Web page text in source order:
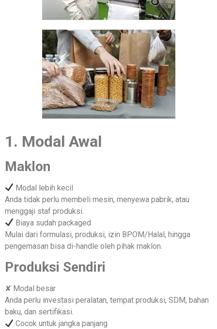
1. Modal Awal
Maklon
Modal lebih kecil
Anda tidak perlu membeli mesin, menyewa pabrik, atau
menggaji staf produksi.
Biaya sudah packaged
Mulai dari formulasi, produksi, izin BPOM/Halal, hingga
pengemasan bisa di-handle oleh pihak maklon.
Produksi Sendiri
✘ Modal besar
Anda perlu investasi peralatan, tempat produksi, SDM, bahan
baku, dan sertifikasi.
Cocok untuk jangka panjang